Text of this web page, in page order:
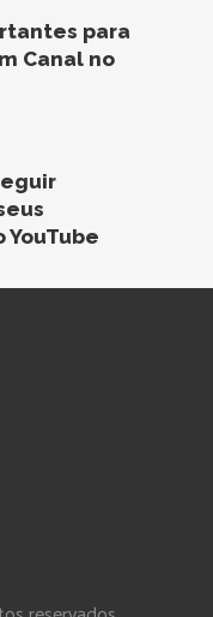
para
Canal no
YouTube